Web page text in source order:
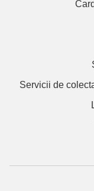
Servicii de